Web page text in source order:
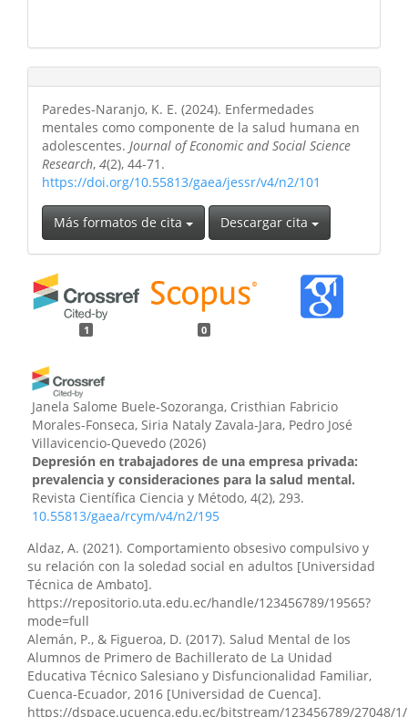
Paredes-Naranjo, K. E. (2024). Enfermedades
mentales como componente de la salud humana en
adolescentes. Journal of Economic and Social Science
Research, 4(2), 44-71.
https://doi.org/10.55813/gaea/jessr/v4/n2/101
Más formatos de cita Descargar cita
1 0
Janela Salome Buele-Sozoranga, Cristhian Fabricio
Morales-Fonseca, Siria Nataly Zavala-Jara, Pedro José
Villavicencio-Quevedo (2026)
Depresión en trabajadores de una empresa privada:
prevalencia y consideraciones para la salud mental.
Revista Científica Ciencia y Método, 4(2), 293.
10.55813/gaea/rcym/v4/n2/195
Aldaz, A. (2021). Comportamiento obsesivo compulsivo y
su relación con la soledad social en adultos [Universidad
Técnica de Ambato].
https://repositorio.uta.edu.ec/handle/123456789/19565?
mode=full
Alemán, P., & Figueroa, D. (2017). Salud Mental de los
Alumnos de Primero de Bachillerato de La Unidad
Educativa Técnico Salesiano y Disfuncionalidad Familiar,
Cuenca-Ecuador, 2016 [Universidad de Cuenca].
https://dspace.ucuenca.edu.ec/bitstream/123456789/27048/1/